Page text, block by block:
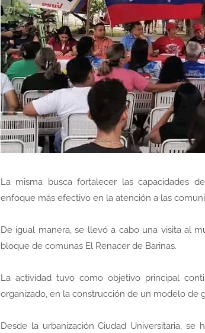
La misma busca fortalecer las capacidades
enfoque más efectivo en la atención a las
De igual manera, se llevó a cabo una visita al
bloque de comunas El Renacer de Barinas.
La actividad tuvo como objetivo principal
organizado, en la construcción de un modelo de
Desde la urbanización Ciudad Universitaria,